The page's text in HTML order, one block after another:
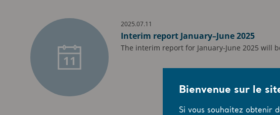
11
2025.07.11
Interim report January–June 2025
The interim report for January-June 2025 will
Bienvenue sur le
Si vous souhaitez obtenir